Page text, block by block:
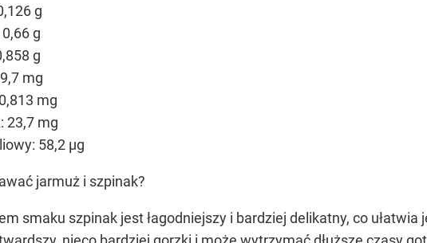
g
0,66 g
g
mg
mg
23,7 mg
58,2 µg
jarmuż i szpinak?
smaku szpinak jest łagodniejszy i bardziej delikatny, co